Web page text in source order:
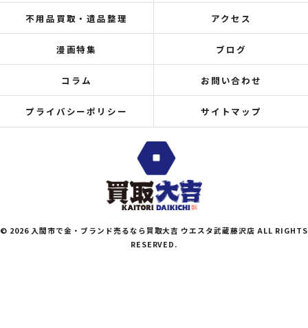
不用品買取・遺品整理 アクセス
漫画特集 ブログ
コラム お問い合わせ
プライバシーポリシー サイトマップ
© 2026 入間市で金・ブランド売るなら買取大吉 ウエスタ武蔵藤沢店 ALL RIGHTS
RESERVED.